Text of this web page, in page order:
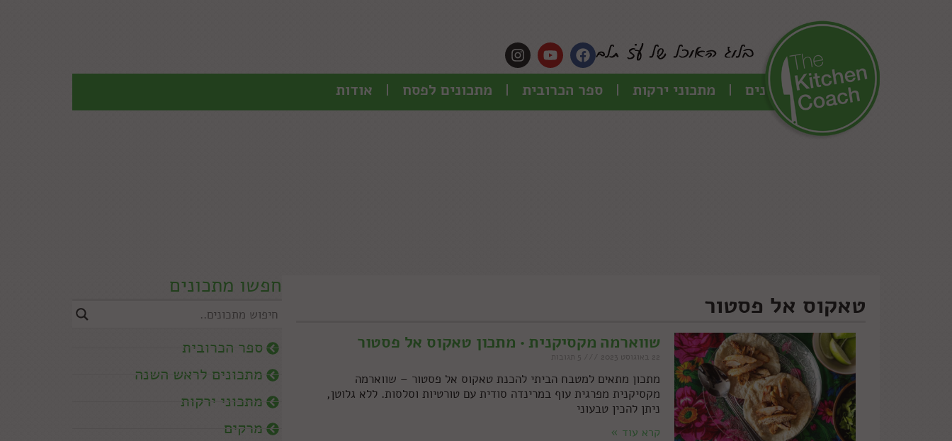
כל המתכונים מתכוני ירקות ספר הכרובית מתכונים לפסח אודות
חפשו מתכונים
ספר הכרובית
מתכונים לראש השנה
מתכוני ירקות
מרקים
טאקוס אל פסטור
שווארמה מקסיקנית • מתכון טאקוס אל פסטור
22 באוגוסט 2023
מתכון מתאים למטבח הביתי להכנת טאקוס אל פסטור – שווארמה
מקסיקנית מפרגית עוף במרינדה סודית עם טורטיות וסלסות. ללא גלוטן,
ניתן להכין טבעוני
קרא עוד »